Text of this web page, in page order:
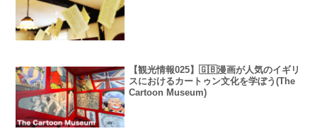
【観光情報025】🇬🇧漫画が人気のイギリ
スにおけるカートゥン文化を学ぼう(The
Cartoon Museum)